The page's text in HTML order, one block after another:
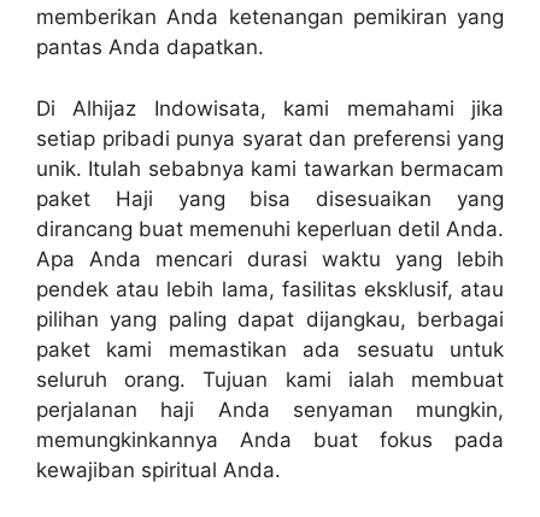
memberikan Anda ketenangan pemikiran yang
pantas Anda dapatkan.
Di Alhijaz Indowisata, kami memahami jika
setiap pribadi punya syarat dan preferensi yang
unik. Itulah sebabnya kami tawarkan bermacam
paket Haji yang bisa disesuaikan yang
dirancang buat memenuhi keperluan detil Anda.
Apa Anda mencari durasi waktu yang lebih
pendek atau lebih lama, fasilitas eksklusif, atau
pilihan yang paling dapat dijangkau, berbagai
paket kami memastikan ada sesuatu untuk
seluruh orang. Tujuan kami ialah membuat
perjalanan haji Anda senyaman mungkin,
memungkinkannya Anda buat fokus pada
kewajiban spiritual Anda.